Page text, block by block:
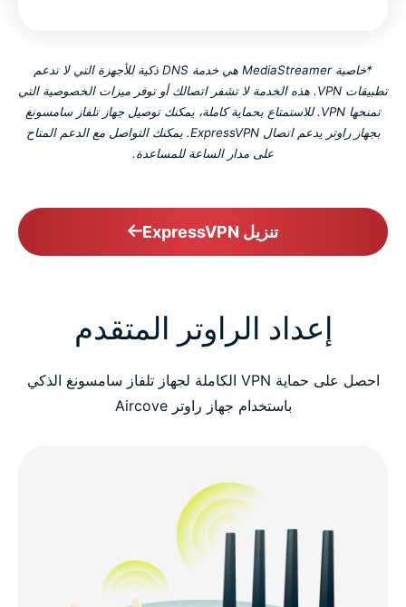
*خاصية MediaStreamer هي خدمة DNS ذكية للأجهزة التي لا تدعم
تطبيقات VPN. هذه الخدمة لا تشفر اتصالك أو توفر ميزات الخصوصية التي
تمنحها VPN. للاستمتاع بحماية كاملة، يمكنك توصيل جهاز تلفاز سامسونغ
بجهاز راوتر يدعم اتصال ExpressVPN. يمكنك التواصل مع الدعم المتاح
على مدار الساعة للمساعدة.
تنزيل ExpressVPN
إعداد الراوتر المتقدم
احصل على حماية VPN الكاملة لجهاز تلفاز سامسونغ الذكي
باستخدام جهاز راوتر Aircove